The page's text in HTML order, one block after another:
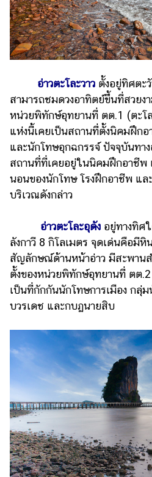
อ่าวตะโละวาว ตั้งอยู่ทิศตะ
สามารถชมดวงอาทิตย์ขึ้นที่สวยง
หน่วยพิทักษ์อุทยานที่ ตต.1 (ตะโ
แห่งนี้เคยเป็นสถานที่ตั้งนิคมฝึก
และนักโทษอุกฉกรรจ์ ปัจจุบันทาง
สถานที่ที่เคยอยู่ในนิคมฝึกอาชีพ
นอนของนักโทษ โรงฝึกอาชีพ แ
บริเวณดังกล่าว
อ่าวตะโละอุดัง อยู่ทางทิศใ
ลังกาวี 8 กิโลเมตร จุดเด่นคือมี
สัญลักษณ์ด้านหน้าอ่าว มีสะพาน
ตั้งของหน่วยพิทักษ์อุทยานที่ ตต
เป็นที่กักกันนักโทษการเมือง กลุ่
บวรเดช และกบฏนายสิบ